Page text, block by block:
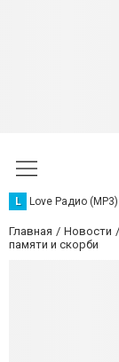
L Love Радио (MP3)
Главная Новости
памяти и скорби